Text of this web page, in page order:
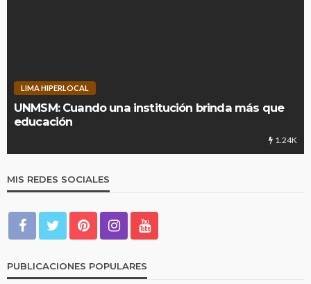
LIMA HIPERLOCAL
UNMSM: Cuando una institución brinda más que
educación
1.24K
MIS REDES SOCIALES
PUBLICACIONES POPULARES